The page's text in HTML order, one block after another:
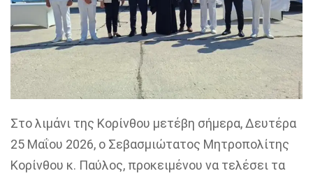
Στο λιμάνι της Κορίνθου μετέβη σήμερα, Δευτέρα
25 Μαΐου 2026, ο Σεβασμιώτατος Μητροπολίτης
Κορίνθου κ. Παύλος, προκειμένου να τελέσει τα